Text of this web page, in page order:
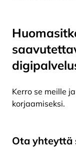
Kerro se meille
korjaamiseksi.
Ota yhteyttä